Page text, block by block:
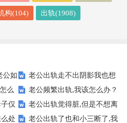
构(104) 出轨(1908)
公如
老公出轨走不出阴影我也想
出轨：不要堕落自己
么
老公频繁出轨,我该怎么办？
【感情问答】
仅
老公出轨觉得脏,但是不想离
婚怎么办 【正确做法】
处 老公出轨了也和小三断了,我